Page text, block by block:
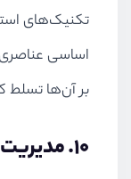
تکنیک‌های
اساسی
بر آن‌ها تسلط
10. مدیریت پروژه